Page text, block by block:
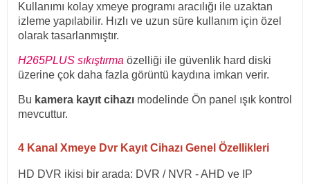
Kullanımı kolay xmeye programı aracılığı ile uzaktan
izleme yapılabilir. Hızlı ve uzun süre kullanım için özel
olarak tasarlanmıştır.
H265PLUS sıkıştırma özelliği ile güvenlik hard diski
üzerine çok daha fazla görüntü kaydına imkan verir.
Bu kamera kayıt cihazı modelinde Ön panel ışık kontrol
mevcuttur.
4 Kanal Xmeye Dvr Kayıt Cihazı Genel Özellikleri
HD DVR ikisi bir arada: DVR / NVR - AHD ve IP